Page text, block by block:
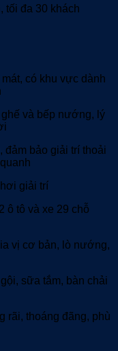
tối đa 30 khách
mát, có khu vực dành
ghế và bếp nướng, lý
, đảm bảo giải trí thoải
giải trí
ô tô và xe 29 chỗ
vị cơ bản, lò nướng,
sữa tắm, bàn chải
rãi, thoáng đãng, phù